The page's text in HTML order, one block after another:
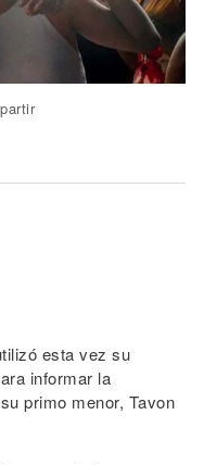
esta vez su
informar la
primo menor, Tavon